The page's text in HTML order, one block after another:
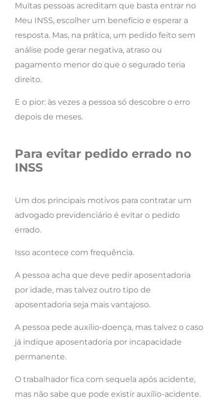
Muitas pessoas acreditam que basta entrar no
Meu INSS, escolher um benefício e esperar a
resposta. Mas, na prática, um pedido feito sem
análise pode gerar negativa, atraso ou
pagamento menor do que o segurado teria
direito.
E o pior: às vezes a pessoa só descobre o erro
depois de meses.
Para evitar pedido errado no
INSS
Um dos principais motivos para contratar um
advogado previdenciário é evitar o pedido
errado.
Isso acontece com frequência.
A pessoa acha que deve pedir aposentadoria
por idade, mas talvez outro tipo de
aposentadoria seja mais vantajoso.
A pessoa pede auxílio-doença, mas talvez o caso
já indique aposentadoria por incapacidade
permanente.
O trabalhador fica com sequela após acidente,
mas não sabe que pode existir auxílio-acidente.